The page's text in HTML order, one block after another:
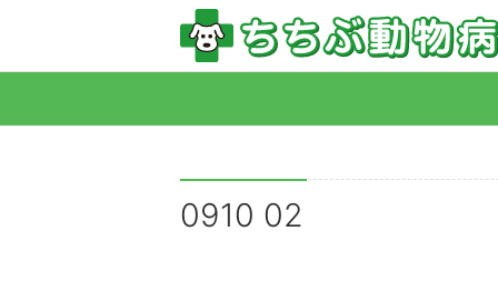
0910 02